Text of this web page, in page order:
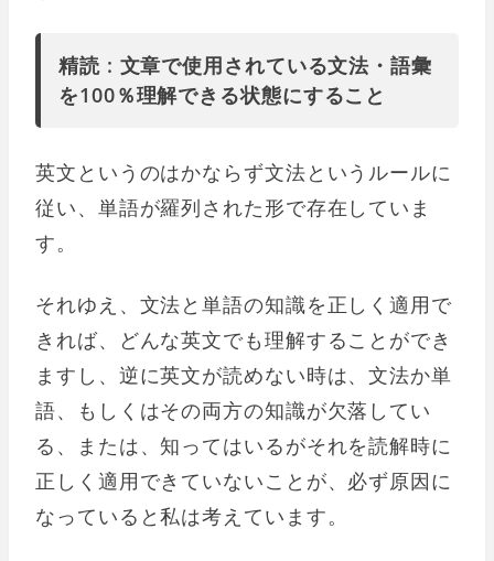
精読 : 文章で使用されている文法・語彙
を100％理解できる状態にすること
英文というのはかならず文法というルールに
従い、単語が羅列された形で存在していま
す。
それゆえ、文法と単語の知識を正しく適用で
きれば、どんな英文でも理解することができ
ますし、逆に英文が読めない時は、文法か単
語、もしくはその両方の知識が欠落してい
る、または、知ってはいるがそれを読解時に
正しく適用できていないことが、必ず原因に
なっていると私は考えています。